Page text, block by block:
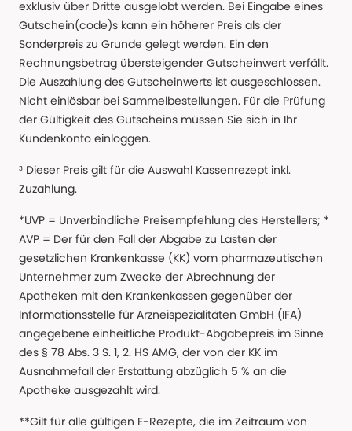
exklusiv über Dritte ausgelobt werden. Bei Eingabe eines
Gutschein(code)s kann ein höherer Preis als der
Sonderpreis zu Grunde gelegt werden. Ein den
Rechnungsbetrag übersteigender Gutscheinwert verfällt.
Die Auszahlung des Gutscheinwerts ist ausgeschlossen.
Nicht einlösbar bei Sammelbestellungen. Für die Prüfung
der Gültigkeit des Gutscheins müssen Sie sich in Ihr
Kundenkonto einloggen.
³ Dieser Preis gilt für die Auswahl Kassenrezept inkl.
Zuzahlung.
*UVP = Unverbindliche Preisempfehlung des Herstellers; *
AVP = Der für den Fall der Abgabe zu Lasten der
gesetzlichen Krankenkasse (KK) vom pharmazeutischen
Unternehmer zum Zwecke der Abrechnung der
Apotheken mit den Krankenkassen gegenüber der
Informationsstelle für Arzneispezialitäten GmbH (IFA)
angegebene einheitliche Produkt-Abgabepreis im Sinne
des § 78 Abs. 3 S. 1, 2. HS AMG, der von der KK im
Ausnahmefall der Erstattung abzüglich 5 % an die
Apotheke ausgezahlt wird.
**Gilt für alle gültigen E-Rezepte, die im Zeitraum von